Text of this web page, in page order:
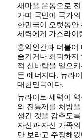
새마을 운동으로
가며 국민이 국가
한민국이 오랫동안
세력에게 가스라이
홍익인간과 더불어
숨기거나 회피하지
적 신바람을 일으
든 에너지다. 뉴라
대한민국이다.
뉴라이트 세력이
와 진통제를 처방
생긴 것을 감추도
자신과 자신 가족
만 보라고 주장해왔